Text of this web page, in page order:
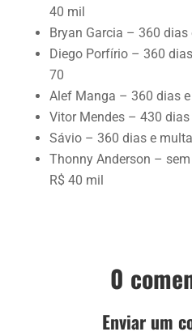
40 mil
Bryan Garcia – 360 dias
Diego Porfírio – 360
70
Alef Manga – 360 dias
Vitor Mendes – 430 dias
Sávio – 360 dias e
Thonny Anderson –
R$ 40 mil
0
Enviar um